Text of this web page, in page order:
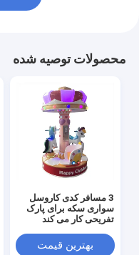
محصولات توصیه شده
3 مسافر کدی کاروسل
سواری سکه برای پارک
تفریحی کار می کند
بهترین قیمت